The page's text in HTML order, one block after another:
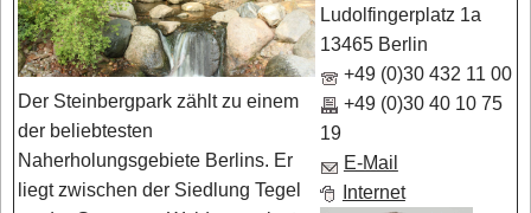
Ludolfingerplatz 1a
13465 Berlin
+49 (0)30 432 11 00
+49 (0)30 40 10 75
19
E-Mail
Internet
Der Steinbergpark zählt zu einem
der beliebtesten
Naherholungsgebiete Berlins. Er
liegt zwischen der Siedlung Tegel